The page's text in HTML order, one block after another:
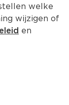
welke
wijzigen of
en